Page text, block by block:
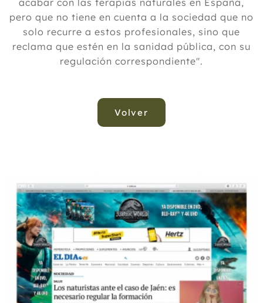
acabar con las terapias naturales en España,
pero que no tiene en cuenta a la sociedad que no
solo recurre a estos profesionales, sino que
reclama que estén en la sanidad pública, con su
regulación correspondiente".
Volver